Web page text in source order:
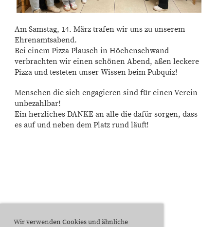
Wir verwenden Cookies und ähnliche
Am Samstag, 14. März trafen wir uns zu unserem
Ehrenamtsabend.
Bei einem Pizza Plausch in Höchenschwand
verbrachten wir einen schönen Abend, aßen leckere
Pizza und testeten unser Wissen beim Pubquiz!
Menschen die sich engagieren sind für einen Verein
unbezahlbar!
Ein herzliches DANKE an alle die dafür sorgen, dass
es auf und neben dem Platz rund läuft!